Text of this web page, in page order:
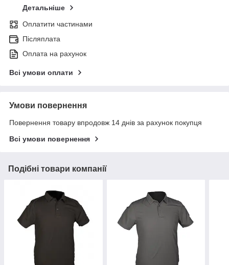
Детальніше
Оплатити частинами
Післяплата
Оплата на рахунок
Всі умови оплати
Умови повернення
Повернення товару впродовж 14 днів за рахунок покупця
Всі умови повернення
Подібні товари компанії